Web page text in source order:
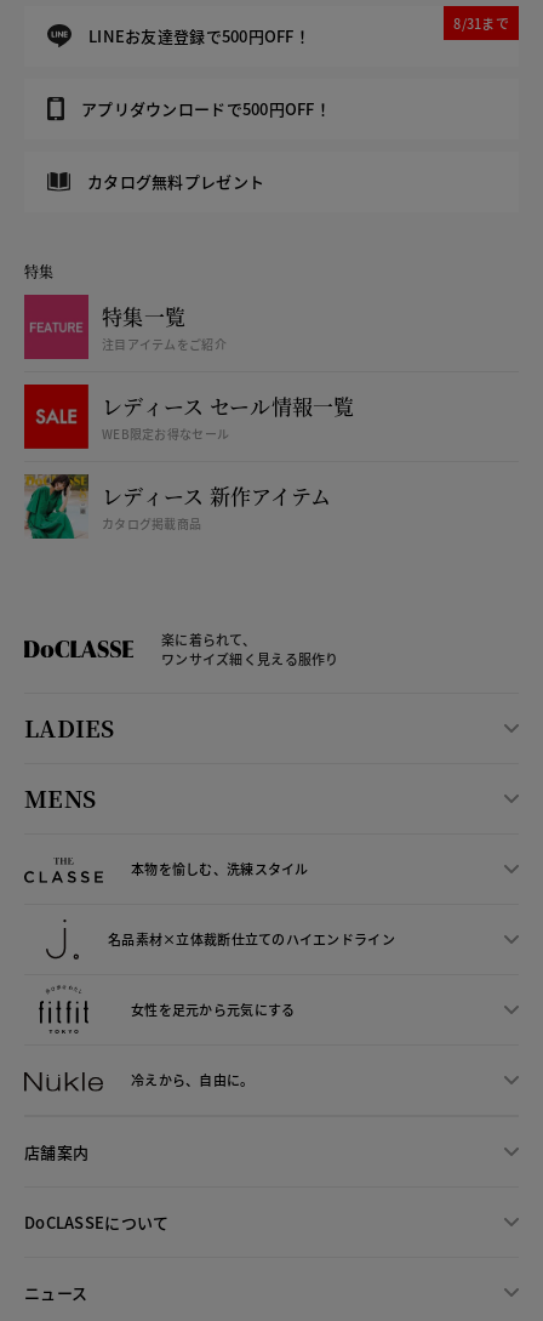
LINEお友達登録で500円OFF！
8/31まで
アプリダウンロードで500円OFF！
カタログ無料プレゼント
特集
特集一覧
注目アイテムをご紹介
レディース セール情報一覧
WEB限定お得なセール
レディース 新作アイテム
カタログ掲載商品
楽に着られて、
ワンサイズ細く見える服作り
LADIES
MENS
本物を愉しむ、洗練スタイル
名品素材×立体裁断仕立てのハイエンドライン
女性を足元から元気にする
冷えから、 自由に。
店舗案内
DoCLASSEについて
ニュース